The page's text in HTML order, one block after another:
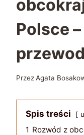
Polsce
PrzezAgata
Spis treści
1 Rozwód z